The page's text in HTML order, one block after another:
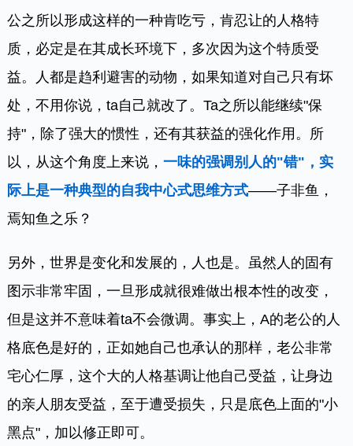
公之所以形成这样的一种肯吃亏，肯忍让的人格特
质，必定是在其成长环境下，多次因为这个特质受
益。人都是趋利避害的动物，如果知道对自己只有坏
处，不用你说，ta自己就改了。Ta之所以能继续"保
持"，除了强大的惯性，还有其获益的强化作用。所
以，从这个角度上来说，一味的强调别人的"错"，实
际上是一种典型的自我中心式思维方式——子非鱼，
焉知鱼之乐？
另外，世界是变化和发展的，人也是。虽然人的固有
图示非常牢固，一旦形成就很难做出根本性的改变，
但是这并不意味着ta不会微调。事实上，A的老公的人
格底色是好的，正如她自己也承认的那样，老公非常
宅心仁厚，这个大的人格基调让他自己受益，让身边
的亲人朋友受益，至于遭受损失，只是底色上面的"小
黑点"，加以修正即可。